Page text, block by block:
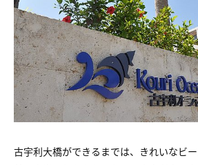
古宇利大橋ができるまでは、きれいなビ